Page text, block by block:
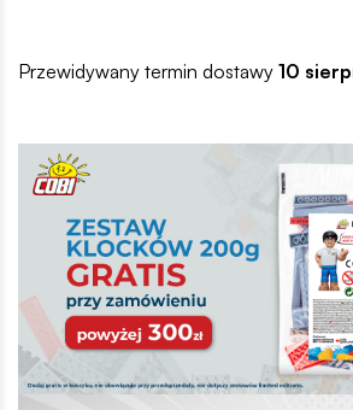
Przewidywany termin dostawy 10